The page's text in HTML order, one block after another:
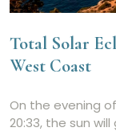
Total Solar
West Coast
On the evening
20:33, the sun